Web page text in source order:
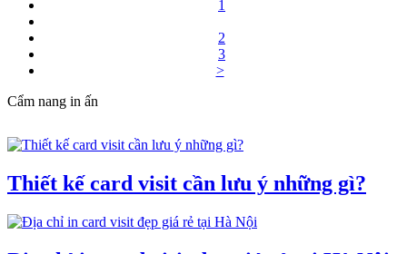
1
2
3
>
Cẩm nang in ấn
Thiết kế card visit cần lưu ý những gì?